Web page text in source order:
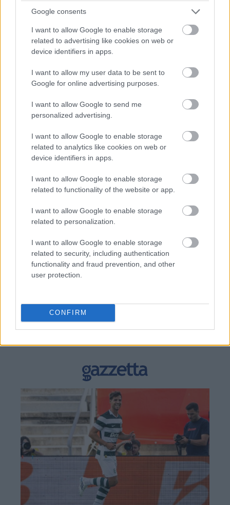
Google consents
I want to allow Google to enable storage
related to advertising like cookies on web or
device identifiers in apps.
I want to allow my user data to be sent to
Google for online advertising purposes.
I want to allow Google to send me
personalized advertising.
I want to allow Google to enable storage
related to analytics like cookies on web or
device identifiers in apps.
I want to allow Google to enable storage
related to functionality of the website or app.
I want to allow Google to enable storage
related to personalization.
I want to allow Google to enable storage
related to security, including authentication
functionality and fraud prevention, and other
user protection.
CONFIRM
Διαβάζονται αυτή τη στιγμή
Ποιοι κάνουν αίτηση σήμερα
Οι παρουσίες και απουσίες στην κηδεία του
Βαρβιτσιώτη - Το φυλλορρόημα της «Ελπίδας»
Καλάθι ΔΕΘ: Μείωση φορολογίας, εκπτώσεις
στον ΕΝΦΙΑ, κίνητρα για επενδύσεις ζητά η
αγορά
TAGS: Διαμερίσματα
Τράπεζα της Ελλάδος (ΤτΕ)
Τιμές
BEST OFINTERNET